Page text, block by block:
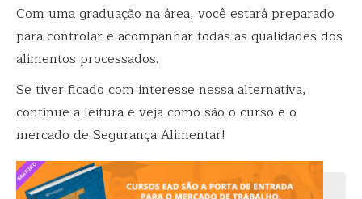
Com uma graduação na área, você estará preparado
para controlar e acompanhar todas as qualidades dos
alimentos processados.
Se tiver ficado com interesse nessa alternativa,
continue a leitura e veja como são o curso e o
mercado de Segurança Alimentar!